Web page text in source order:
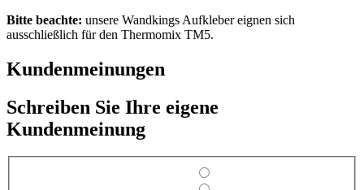
Bitte beachte: unsere Wandkings Aufkleber eignen sich
ausschließlich für den Thermomix TM5.
Kundenmeinungen
Schreiben Sie Ihre eigene
Kundenmeinung